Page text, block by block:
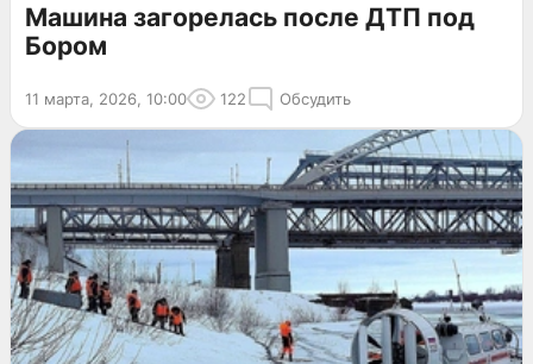
Машина загорелась после ДТП под
Бором
11 марта, 2026, 10:00 122 Обсудить